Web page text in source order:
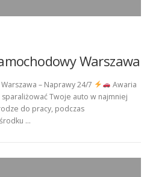
Warszawa
– Naprawy 24/7
Awaria
Twoje auto w najmniej
do pracy, podczas
…